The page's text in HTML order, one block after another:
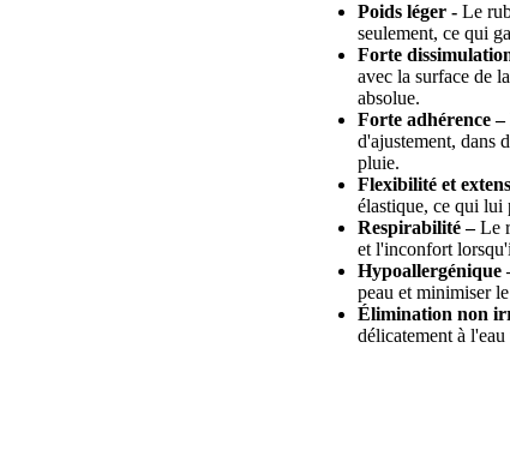
Poids léger -Le
seulement, ce qui
Forte
avec la surface de
absolue.
Forte adhérence –
d'ajustement, dans
pluie.
Flexibilité et
élastique, ce qui lui
Respirabilité –Le
et l'inconfort
Hypoallergénique
peau et minimiser
Élimination non
délicatement à